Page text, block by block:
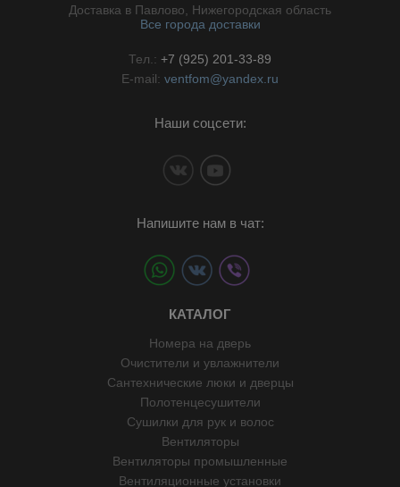
Доставка в Павлово, Нижегородская область
Все города доставки
Тел.: +7 (925) 201-33-89
E-mail: ventfom@yandex.ru
Наши соцсети:
Напишите нам в чат:
КАТАЛОГ
Номера на дверь
Очистители и увлажнители
Сантехнические люки и дверцы
Полотенцесушители
Сушилки для рук и волос
Вентиляторы
Вентиляторы промышленные
Вентиляционные установки